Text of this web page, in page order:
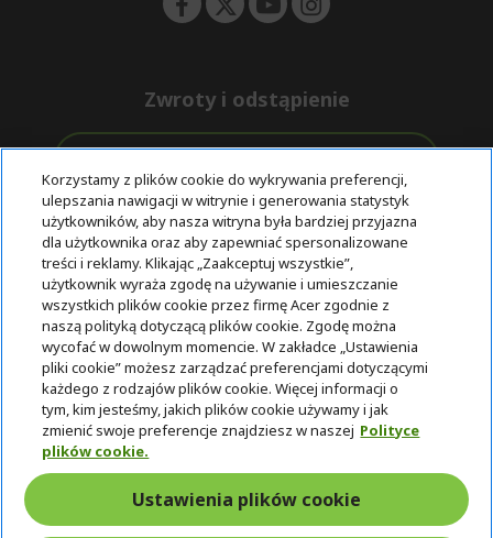
Zwroty i odstąpienie
Darmowa
ekspresowa
dostawa
Wsparcie
przed i po
zakupie
Bezpieczne
płatności
© 2025 Acer Inc.
Firma CPYou BV jest autoryzowanym sprzedawcą produktów i
usług oferowanych w tym sklepie.
Polska
Korzystamy z plików cookie do wykrywania preferencji,
ulepszania nawigacji w witrynie i generowania statystyk
użytkowników, aby nasza witryna była bardziej przyjazna
dla użytkownika oraz aby zapewniać spersonalizowane
treści i reklamy. Klikając „Zaakceptuj wszystkie”,
użytkownik wyraża zgodę na używanie i umieszczanie
wszystkich plików cookie przez firmę Acer zgodnie z
naszą polityką dotyczącą plików cookie. Zgodę można
wycofać w dowolnym momencie. W zakładce „Ustawienia
pliki cookie” możesz zarządzać preferencjami dotyczącymi
każdego z rodzajów plików cookie. Więcej informacji o
tym, kim jesteśmy, jakich plików cookie używamy i jak
zmienić swoje preferencje znajdziesz w naszej Polityce
plików cookie.
Ustawienia plików cookie